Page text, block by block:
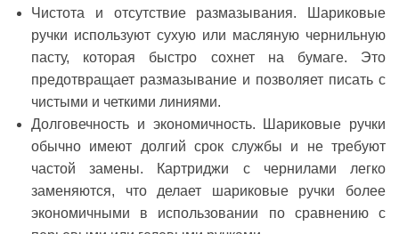
Чистота и отсутствие размазывания.
Шариковые
ручки используют сухую или масляную чернильную
пасту, которая быстро сохнет на бумаге. Это
предотвращает размазывание и позволяет писать с
чистыми и четкими линиями.
Долговечность и экономичность.
Шариковые ручки
обычно имеют долгий срок службы и не требуют
частой замены. Картриджи с чернилами легко
заменяются, что делает шариковые ручки более
экономичными в использовании по сравнению с